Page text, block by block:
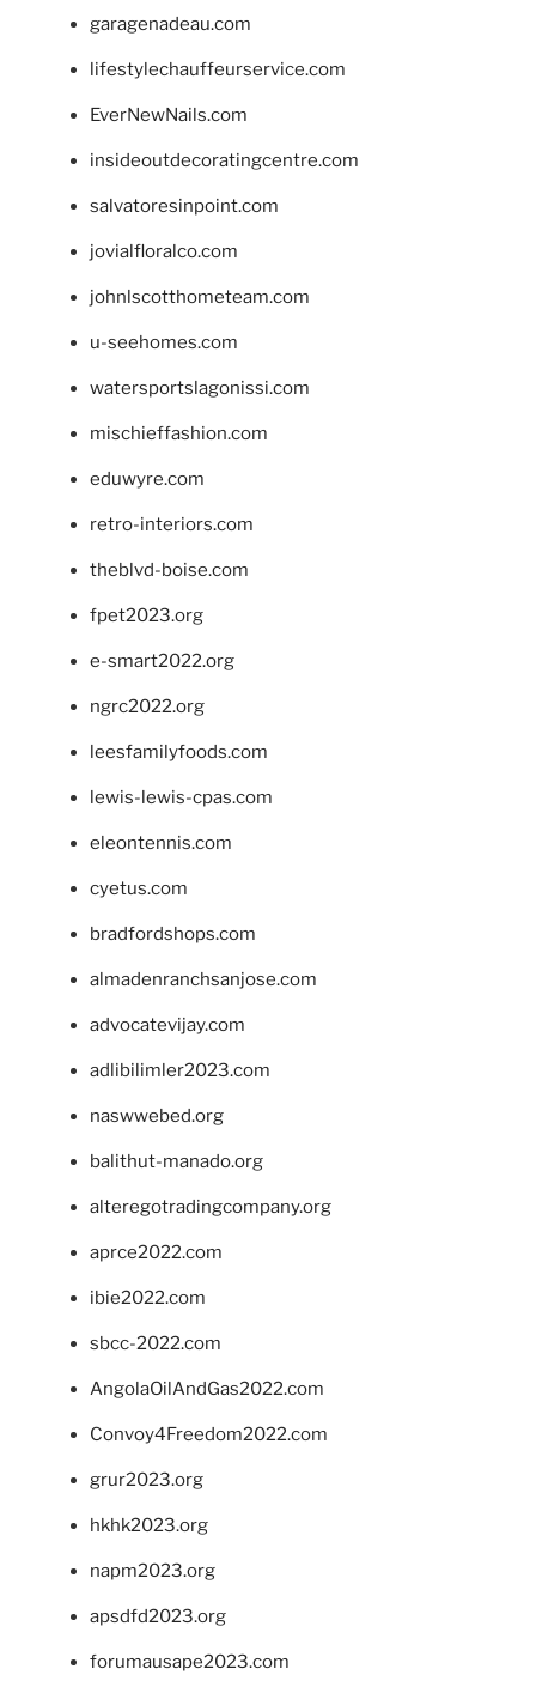
garagenadeau.com
lifestylechauffeurservice.com
EverNewNails.com
insideoutdecoratingcentre.com
salvatoresinpoint.com
jovialfloralco.com
johnlscotthometeam.com
u-seehomes.com
watersportslagonissi.com
mischieffashion.com
eduwyre.com
retro-interiors.com
theblvd-boise.com
fpet2023.org
e-smart2022.org
ngrc2022.org
leesfamilyfoods.com
lewis-lewis-cpas.com
eleontennis.com
cyetus.com
bradfordshops.com
almadenranchsanjose.com
advocatevijay.com
adlibilimler2023.com
naswwebed.org
balithut-manado.org
alteregotradingcompany.org
aprce2022.com
ibie2022.com
sbcc-2022.com
AngolaOilAndGas2022.com
Convoy4Freedom2022.com
grur2023.org
hkhk2023.org
napm2023.org
apsdfd2023.org
forumausape2023.com